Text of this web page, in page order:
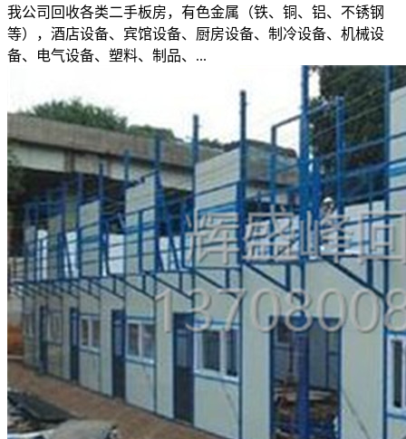
我公司回收各类二手板房，有色金属（铁、铜、铝、不锈钢
等），酒店设备、宾馆设备、厨房设备、制冷设备、机械设
备、电气设备、塑料、制品、...